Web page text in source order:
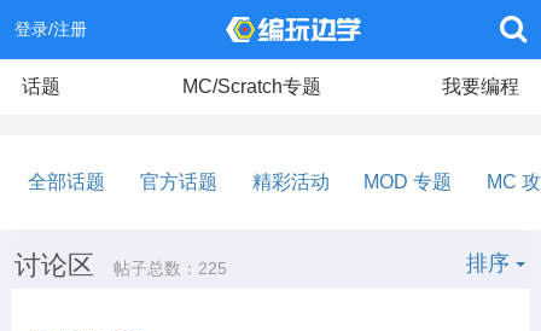
登录/注册
话题 MC/Scratch专题 我要编程
全部话题 官方话题 精彩活动 MOD 专题 MC
讨论区 帖子总数：225 排序